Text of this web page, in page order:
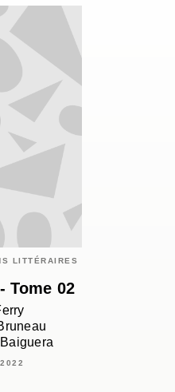
LITTÉRAIRES
Tome 02